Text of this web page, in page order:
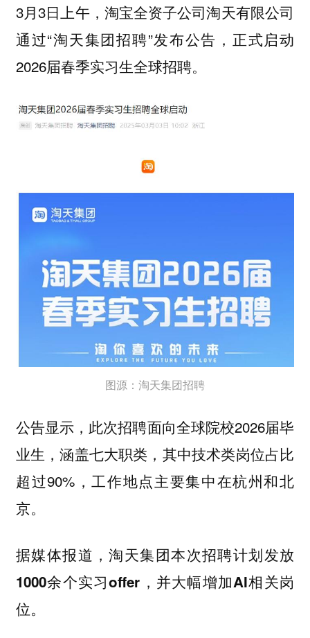
3月3日上午，淘宝全资子公司淘天有限公司
通过“淘天集团招聘”发布公告，正式启动
2026届春季实习生全球招聘。
图源：淘天集团招聘
公告显示，此次招聘面向全球院校2026届毕
业生，涵盖七大职类，其中技术类岗位占比
超过90%，工作地点主要集中在杭州和北
京。
据媒体报道 ，淘天集团本次招聘计划发放
1000余个实习offer，并大幅增加AI相关岗
位。